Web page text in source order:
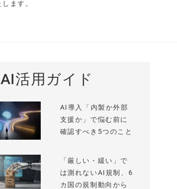
ます。
活用ガイド
AI導入「内製か外部
支援か」で悩む前に
確認すべき5つのこと
「厳しい・緩い」で
は測れないAI規制、6
カ国の規制動向から